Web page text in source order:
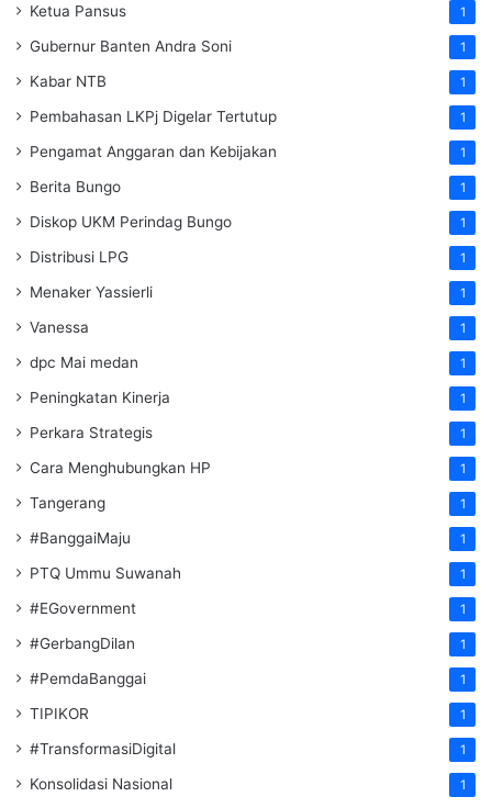
Ketua Pansus 1
Gubernur Banten Andra Soni 1
Kabar NTB 1
Pembahasan LKPj Digelar Tertutup 1
Pengamat Anggaran dan Kebijakan 1
Berita Bungo 1
Diskop UKM Perindag Bungo 1
Distribusi LPG 1
Menaker Yassierli 1
Vanessa 1
dpc Mai medan 1
Peningkatan Kinerja 1
Perkara Strategis 1
Cara Menghubungkan HP 1
Tangerang 1
#BanggaiMaju 1
PTQ Ummu Suwanah 1
#EGovernment 1
#GerbangDilan 1
#PemdaBanggai 1
TIPIKOR 1
#TransformasiDigital 1
Konsolidasi Nasional 1